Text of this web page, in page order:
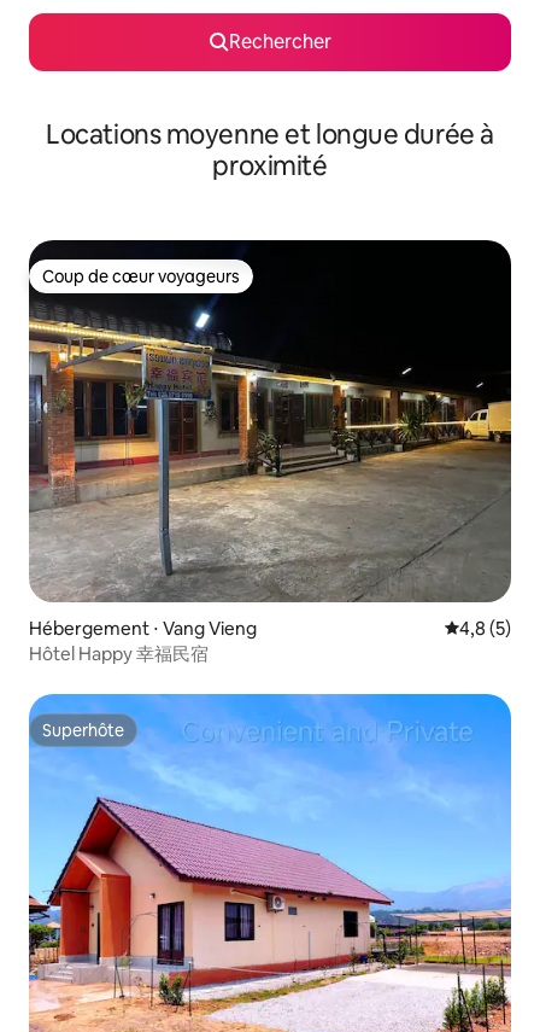
Rechercher
Locations moyenne et longue durée à
proximité
Coup de cœur voyageurs
Coup de cœur voyageurs
Hébergement ⋅ Vang Vieng Évaluation
4,8 (5)
Hôtel Happy 幸福民宿
Superhôte
Superhôte